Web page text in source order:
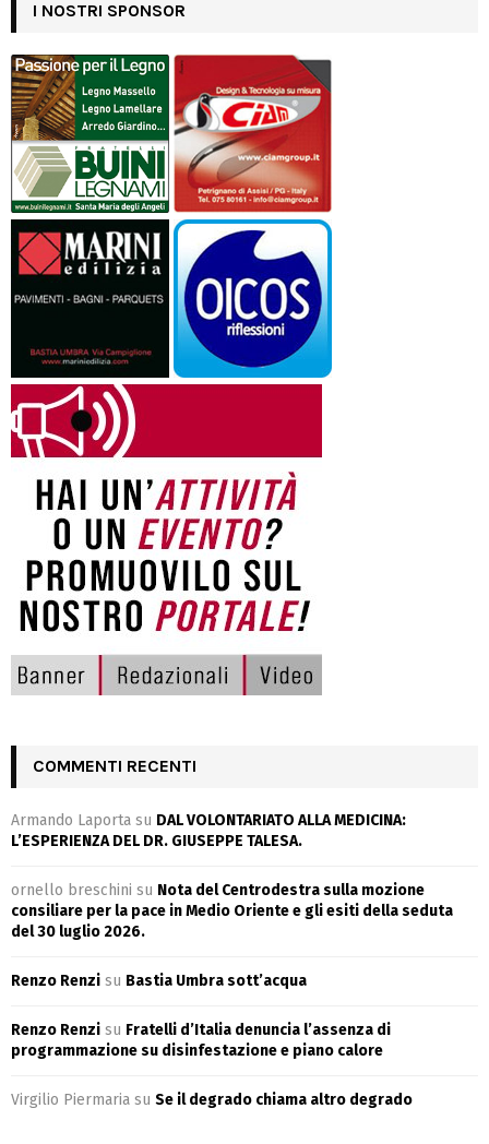
I NOSTRI SPONSOR
COMMENTI RECENTI
Armando Laporta su DAL VOLONTARIATO ALLA MEDICINA:
L’ESPERIENZA DEL DR. GIUSEPPE TALESA.
ornello breschini su Nota del Centrodestra sulla mozione
consiliare per la pace in Medio Oriente e gli esiti della seduta
del 30 luglio 2026.
Renzo Renzi su Bastia Umbra sott’acqua
Renzo Renzi su Fratelli d’Italia denuncia l’assenza di
programmazione su disinfestazione e piano calore
Virgilio Piermaria su Se il degrado chiama altro degrado